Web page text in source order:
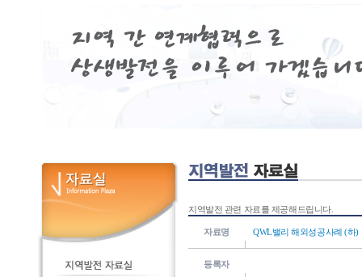
지역발전 관련 자료를 제공해드립니다.
자료명 QWL밸리 해외성공사례 (하)
등록자